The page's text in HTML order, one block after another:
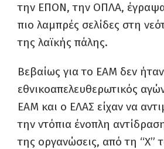
την ΕΠΟΝ, την ΟΠΛΑ,
πιο λαμπρές σελίδες στη
της λαϊκής πάλης.
Βεβαίως για το ΕΑΜ δεν
εθνικοαπελευθερωτικός
ΕΑΜ και ο ΕΛΑΣ είχαν να
την ντόπια ένοπλη
της οργανώσεις, από τη “Χ”